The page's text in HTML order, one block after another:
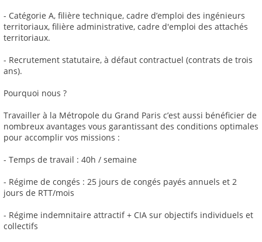
- Catégorie A, filière technique, cadre d’emploi des ingénieurs
territoriaux, filière administrative, cadre d'emploi des attachés
territoriaux.
- Recrutement statutaire, à défaut contractuel (contrats de trois
ans).
Pourquoi nous ?
Travailler à la Métropole du Grand Paris c’est aussi bénéficier de
nombreux avantages vous garantissant des conditions optimales
pour accomplir vos missions :
- Temps de travail : 40h / semaine
- Régime de congés : 25 jours de congés payés annuels et 2
jours de RTT/mois
- Régime indemnitaire attractif + CIA sur objectifs individuels et
collectifs